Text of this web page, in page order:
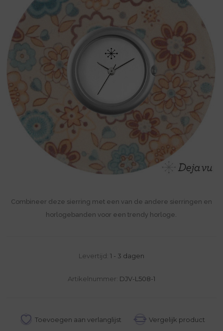
Combineer deze sierring met een van de andere sierringen en
horlogebanden voor een trendy horloge.
Levertijd: 1 - 3 dagen
Artikelnummer: DJV-L508-1